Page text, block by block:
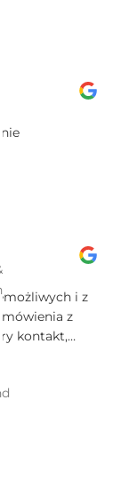
i z
kontakt,
przepiekne!